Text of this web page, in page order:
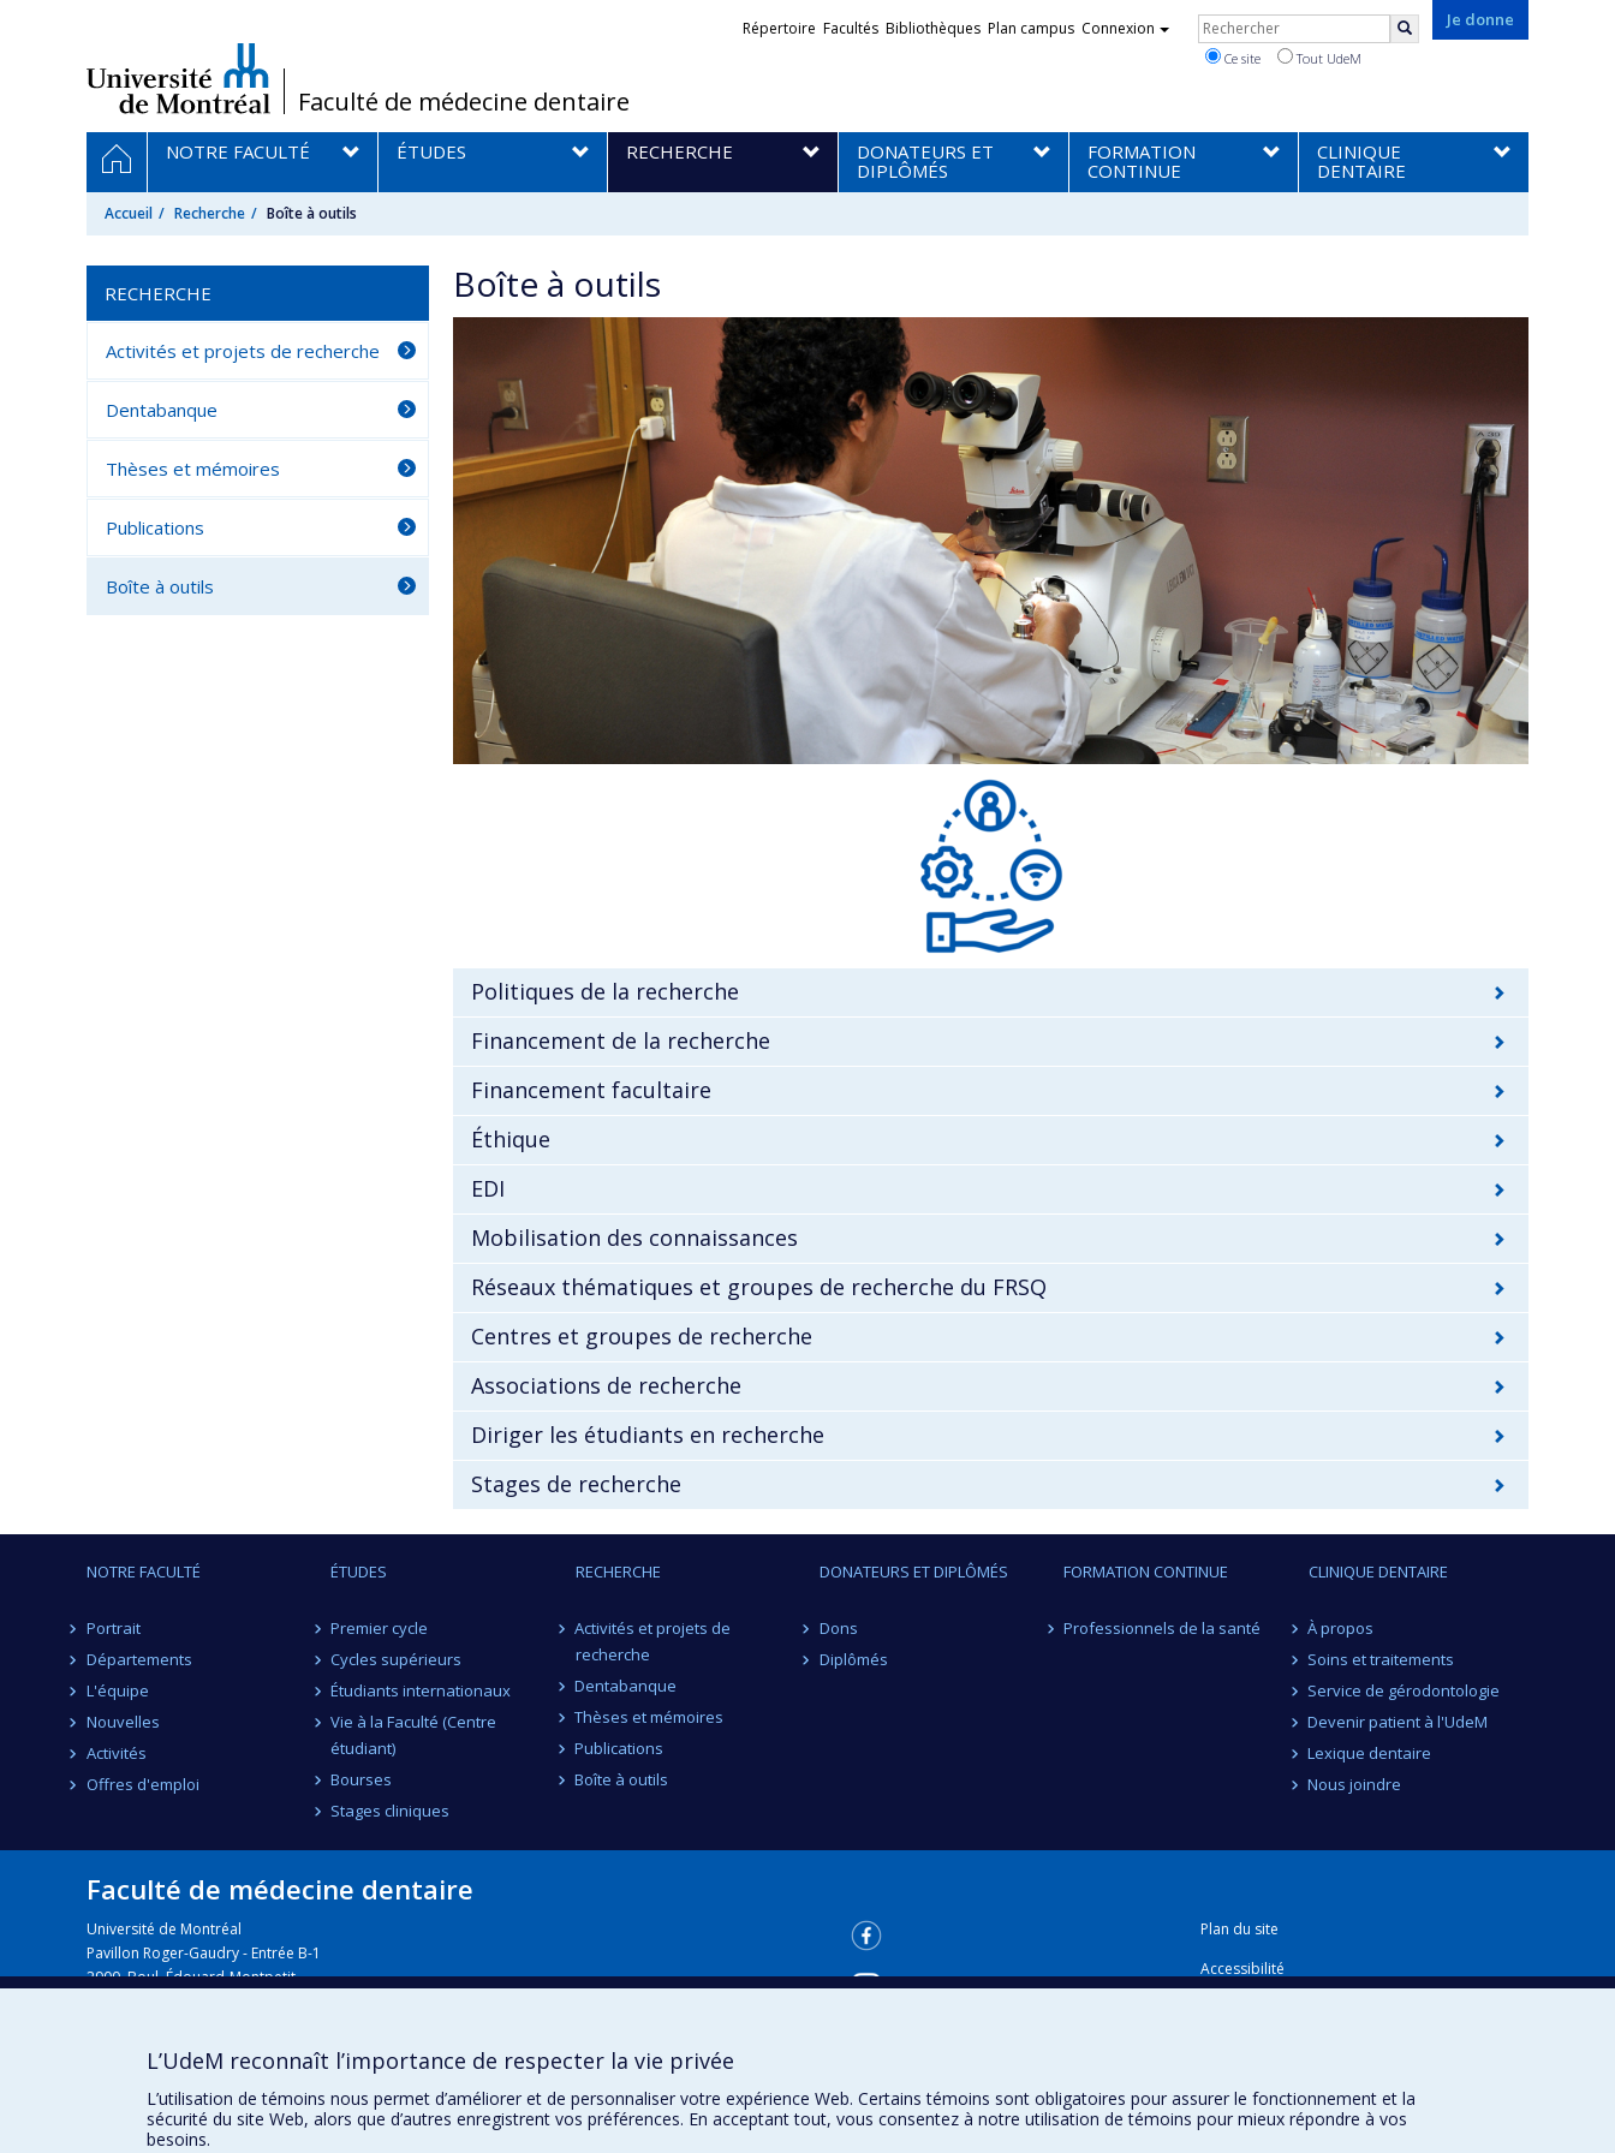
/Faculté de médecine dentaire
Je donne
Liens
Répertoire Facultés Bibliothèques Plan campus Connexion Rechercher
Ce site Tout UdeM
Navigation
principale
ACCUEIL
NOTRE FACULTÉ ÉTUDES RECHERCHE
DONATEURS ET
DIPLÔMÉS
FORMATION
CONTINUE
CLINIQUE
DENTAIRE
Accueil Recherche Boîte à outils
Boîte à outils
Politiques de la recherche
Financement de la recherche
Financement facultaire
Éthique
EDI
Mobilisation des connaissances
Réseaux thématiques et groupes de recherche du FRSQ
Centres et groupes de recherche
Associations de recherche
Diriger les étudiants en recherche
Stages de recherche
RECHERCHE
Activités et projets de recherche
Dentabanque
Thèses et mémoires
Publications
Boîte à outils
NOTRE FACULTÉ
Portrait
Départements
L'équipe
Nouvelles
Activités
Offres d'emploi
ÉTUDES
Premier cycle
Cycles supérieurs
Étudiants internationaux
Vie à la Faculté (Centre
étudiant)
Bourses
Stages cliniques
RECHERCHE
Activités et projets de
recherche
Dentabanque
Thèses et mémoires
Publications
Boîte à outils
DONATEURS ET DIPLÔMÉS
Dons
Diplômés
FORMATION CONTINUE
Professionnels de la santé
CLINIQUE DENTAIRE
À propos
Soins et traitements
Service de gérodontologie
Devenir patient à l'UdeM
Lexique dentaire
Nous joindre
Faculté de médecine dentaire
Université de Montréal
Pavillon Roger-Gaudry - Entrée B-1
2900, Boul. Édouard-Montpetit
Plan du site
Accessibilité
L’UdeM reconnaît l’importance de respecter la vie privée
L’utilisation de témoins nous permet d’améliorer et de personnaliser votre expérience Web. Certains témoins sont obligatoires pour assurer le fonctionnement et la
sécurité du site Web, alors que d’autres enregistrent vos préférences. En acceptant tout, vous consentez à notre utilisation de témoins pour mieux répondre à vos
besoins.